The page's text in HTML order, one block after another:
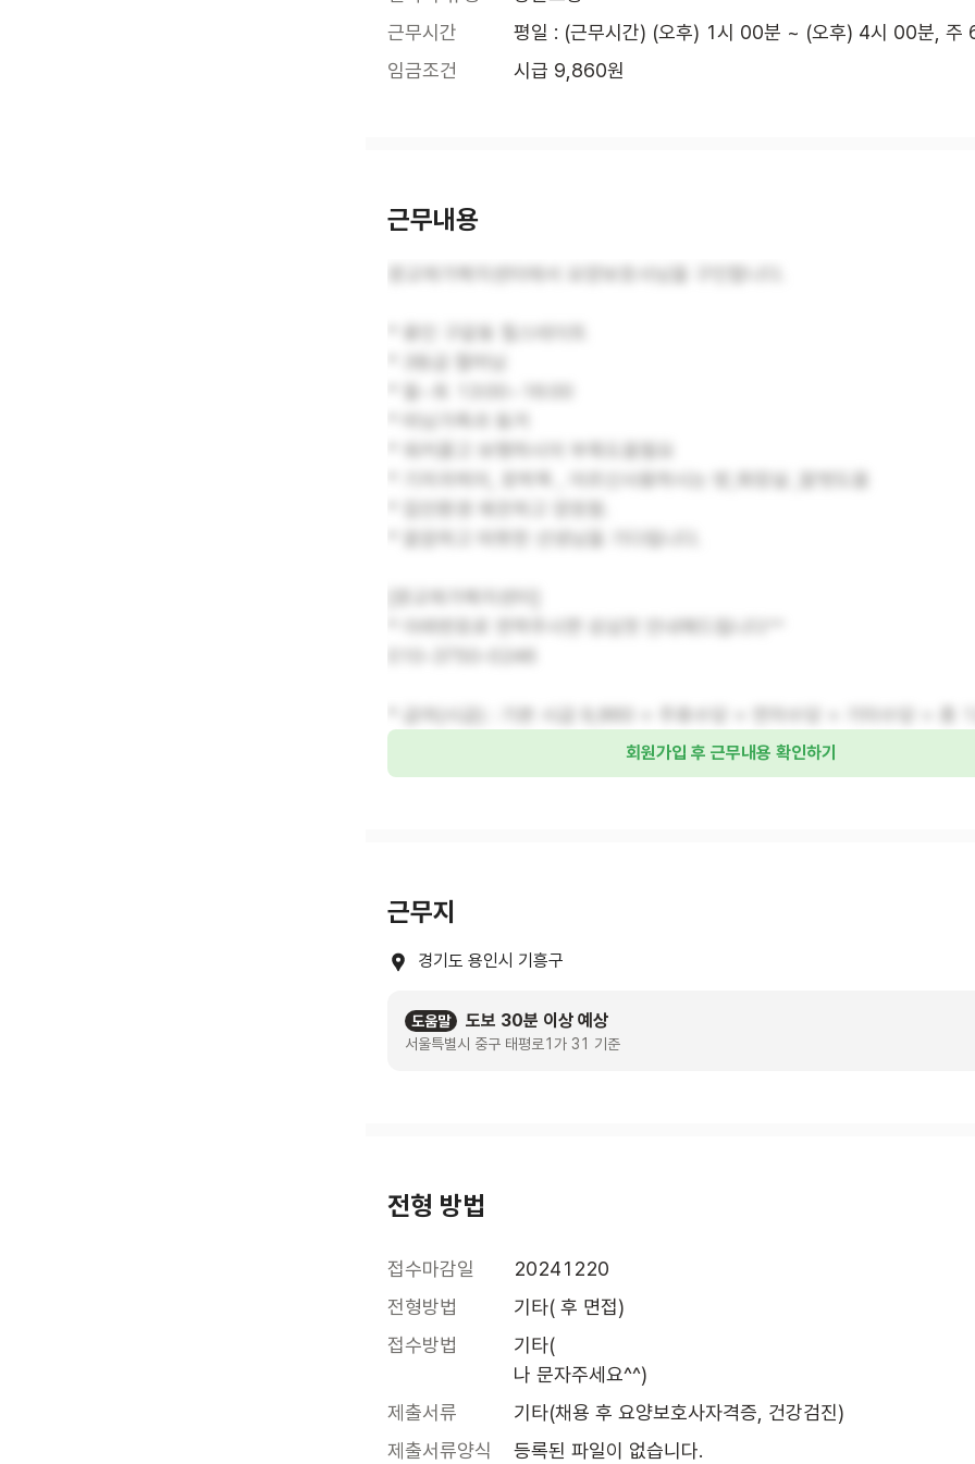
근무시간
평일 : (근무시간) (오후) 1시 00분 ~ (오후) 4시 00분, 주
임금조건
시급 9,860원
근무내용
회원가입 후 근무내용 확인하기
근무지
경기도 용인시 기흥구
도움말 도보 30분 이상 예상
서울특별시 중구 태평로1가 31 기준
전형 방법
접수마감일
20241220
전형방법
기타( 후 면접)
접수방법
기타(
나 문자주세요^^)
제출서류
기타(채용 후 요양보호사자격증, 건강검진)
제출서류양식
등록된 파일이 없습니다.